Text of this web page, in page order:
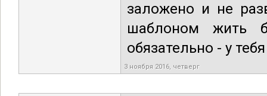
заложено и не
шаблоном жить
обязательно - у
3 ноября 2016, четверг